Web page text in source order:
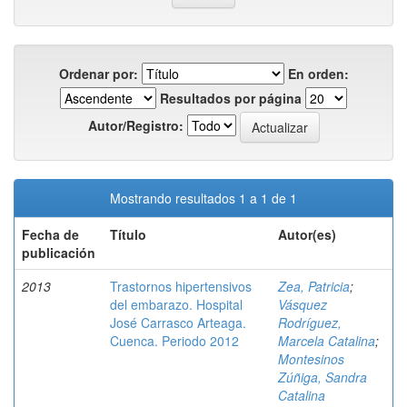
Ordenar por:
En orden:
Resultados por página
Autor/Registro:
Mostrando resultados 1 a 1 de 1
Fecha de
publicación
Título Autor(es)
2013
Trastornos hipertensivos
del embarazo. Hospital
José Carrasco Arteaga.
Cuenca. Periodo 2012
Zea, Patricia;
Vásquez
Rodríguez,
Marcela Catalina;
Montesinos
Zúñiga, Sandra
Catalina